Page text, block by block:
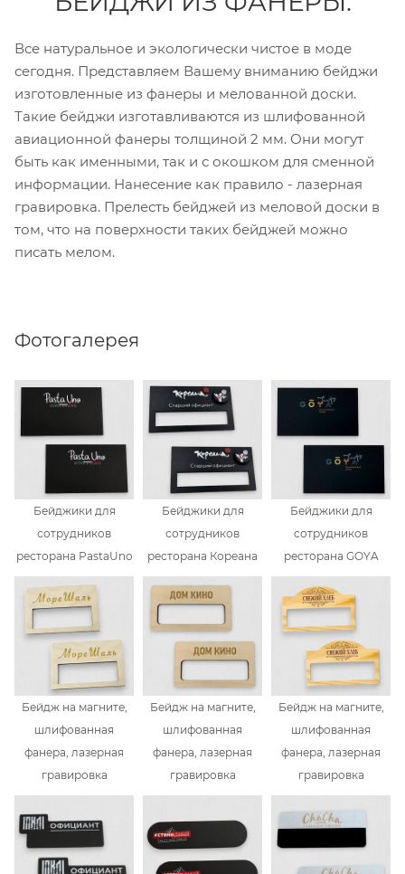
Все натуральное и экологически чистое в моде
сегодня. Представляем Вашему вниманию бейджи
изготовленные из фанеры и мелованной доски.
Такие бейджи изготавливаются из шлифованной
авиационной фанеры толщиной 2 мм. Они могут
быть как именными, так и с окошком для сменной
информации. Нанесение как правило - лазерная
гравировка. Прелесть бейджей из меловой доски в
том, что на поверхности таких бейджей можно
писать мелом.
Фотогалерея
Бейджики для
сотрудников
ресторана PastaUno
Бейджики для
сотрудников
ресторана Кореана
Бейджики для
сотрудников
ресторана GOYA
Бейдж на магните,
шлифованная
фанера, лазерная
гравировка
Бейдж на магните,
шлифованная
фанера, лазерная
гравировка
Бейдж на магните,
шлифованная
фанера, лазерная
гравировка